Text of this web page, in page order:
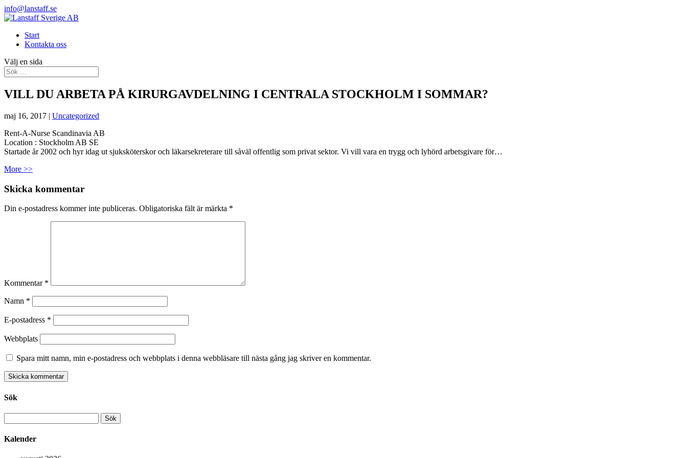
info@lanstaff.se
Start
Kontakta oss
Välj en sida
VILL DU ARBETA PÅ KIRURGAVDELNING I CENTRALA STOCKHOLM I SOMMAR?
maj 16, 2017 | Uncategorized
Rent-A-Nurse Scandinavia AB
Location : Stockholm AB SE
Startade år 2002 och hyr idag ut sjuksköterskor och läkarsekreterare till såväl offentlig som privat sektor. Vi vill vara en trygg och lyhörd arbetsgivare för…
More >>
Skicka kommentar
Din e-postadress kommer inte publiceras. Obligatoriska fält är märkta *
Kommentar *
Namn *
E-postadress *
Webbplats
Spara mitt namn, min e-postadress och webbplats i denna webbläsare till nästa gång jag skriver en kommentar.
Sök
efter:
Kalender